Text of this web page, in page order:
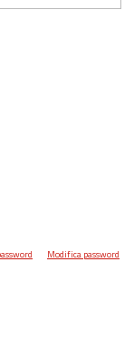
Modifica password